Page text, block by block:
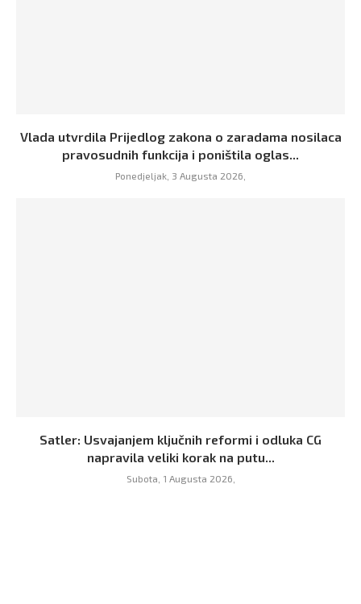
Vlada utvrdila Prijedlog zakona o zaradama nosilaca
pravosudnih funkcija i poništila oglas...
Ponedjeljak, 3 Augusta 2026,
Satler: Usvajanjem ključnih reformi i odluka CG
napravila veliki korak na putu...
Subota, 1 Augusta 2026,